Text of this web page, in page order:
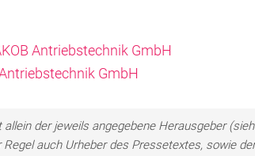
Antriebstechnik GmbH
GmbH
der jeweils angegebene Herausgeber
auch Urheber des Pressetextes, sowie